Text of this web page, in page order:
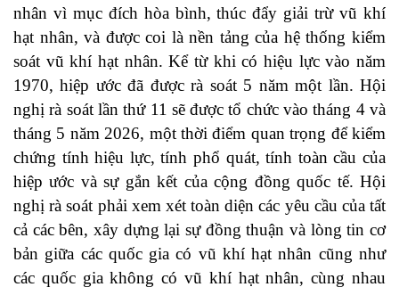
nhân vì mục đích hòa bình, thúc đẩy giải trừ vũ khí
hạt nhân, và được coi là nền tảng của hệ thống kiểm
soát vũ khí hạt nhân. Kể từ khi có hiệu lực vào năm
1970, hiệp ước đã được rà soát 5 năm một lần. Hội
nghị rà soát lần thứ 11 sẽ được tổ chức vào tháng 4 và
tháng 5 năm 2026, một thời điểm quan trọng để kiểm
chứng tính hiệu lực, tính phổ quát, tính toàn cầu của
hiệp ước và sự gắn kết của cộng đồng quốc tế. Hội
nghị rà soát phải xem xét toàn diện các yêu cầu của tất
cả các bên, xây dựng lại sự đồng thuận và lòng tin cơ
bản giữa các quốc gia có vũ khí hạt nhân cũng như
các quốc gia không có vũ khí hạt nhân, cùng nhau